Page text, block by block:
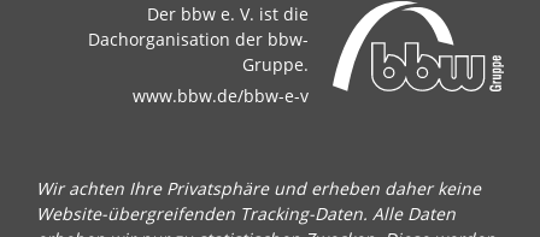
Der bbw e. V. ist die
Dachorganisation der bbw-
Gruppe.
www.bbw.de/bbw-e-v
Wir achten Ihre Privatsphäre und erheben daher keine
Website-übergreifenden Tracking-Daten. Alle Daten